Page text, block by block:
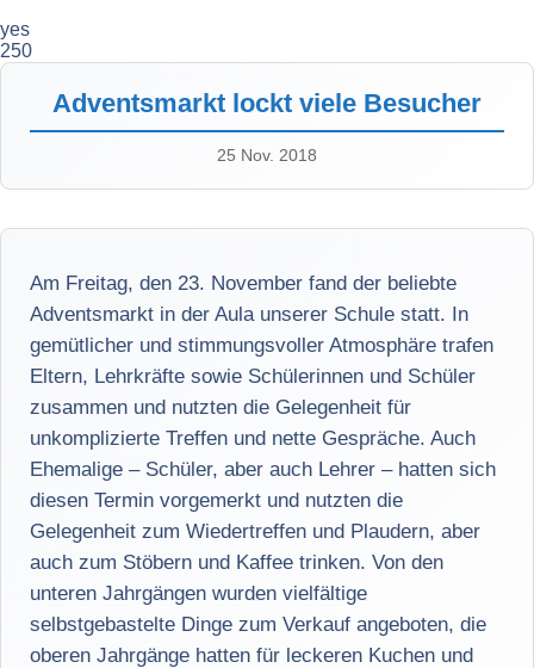
yes
250
Adventsmarkt lockt viele Besucher
25 Nov. 2018
Am Freitag, den 23. November fand der beliebte
Adventsmarkt in der Aula unserer Schule statt. In
gemütlicher und stimmungsvoller Atmosphäre trafen
Eltern, Lehrkräfte sowie Schülerinnen und Schüler
zusammen und nutzten die Gelegenheit für
unkomplizierte Treffen und nette Gespräche. Auch
Ehemalige – Schüler, aber auch Lehrer – hatten sich
diesen Termin vorgemerkt und nutzten die
Gelegenheit zum Wiedertreffen und Plaudern, aber
auch zum Stöbern und Kaffee trinken. Von den
unteren Jahrgängen wurden vielfältige
selbstgebastelte Dinge zum Verkauf angeboten, die
oberen Jahrgänge hatten für leckeren Kuchen und